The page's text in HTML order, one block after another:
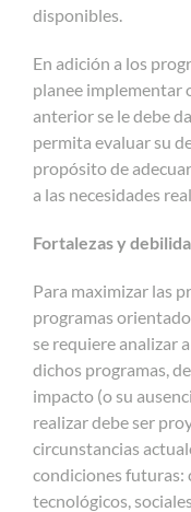
disponibles.
En adición a los
planee implementar
anterior se le debe
permita evaluar su
propósito de
a las necesidades
Fortalezas y
Para maximizar las
programas
se requiere analizar
dichos programas,
impacto (o su
realizar debe ser
circunstancias
condiciones futuras:
tecnológicos,